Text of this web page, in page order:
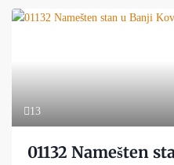
13
01132 Namešten